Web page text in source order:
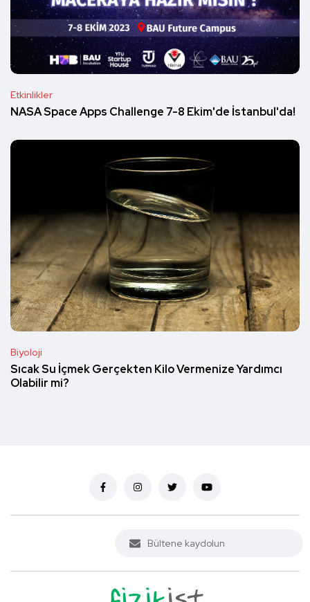
Etkinlikler
NASA Space Apps Challenge 7-8 Ekim'de İstanbul'da!
Biyoloji
Sıcak Su İçmek Gerçekten Kilo Vermenize Yardımcı
Olabilir mi?